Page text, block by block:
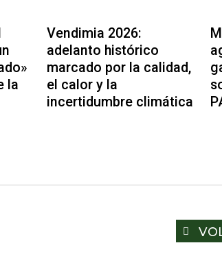
la
Vendimia 2026:
adelanto histórico
marcado por la calidad,
el calor y la
incertidumbre climática